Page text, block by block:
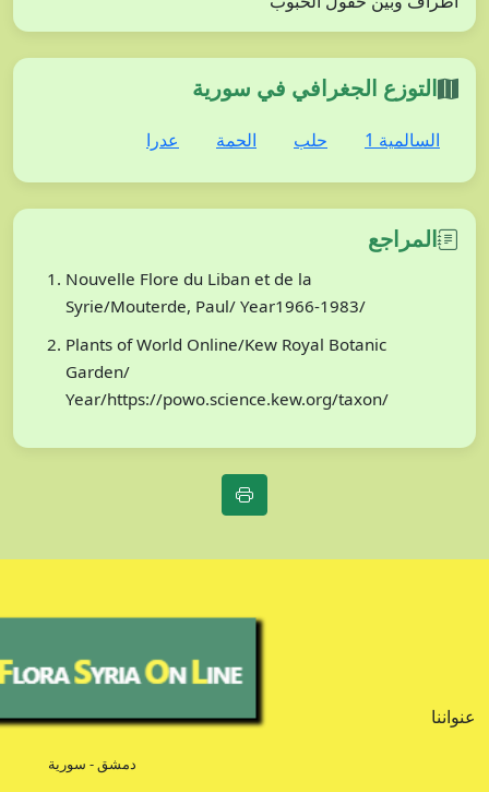
التوزع الجغرافي في سورية
السالمية 1 حلب الحمة عدرا
المراجع
Nouvelle Flore du Liban et de la
Syrie/Mouterde, Paul/ Year1966-1983/
Plants of World Online/Kew Royal Botanic
Garden/
Year/https://powo.science.kew.org/taxon/
عنواننا
دمشق - سورية